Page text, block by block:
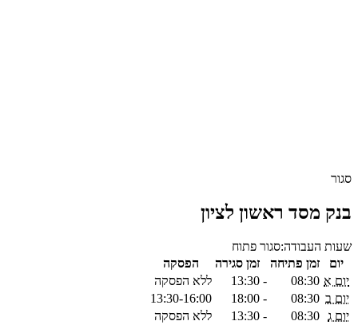
סגור
בנק מסד ראשון לציון
שעות העבודה:סגור פתוח
יום
זמן פתיחה זמן סגירה
הפסקה
יום א 08:30
-
13:30
ללא הפסקה
יום ב 08:30
-
18:00
13:30-16:00
יום ג 08:30
-
13:30
ללא הפסקה